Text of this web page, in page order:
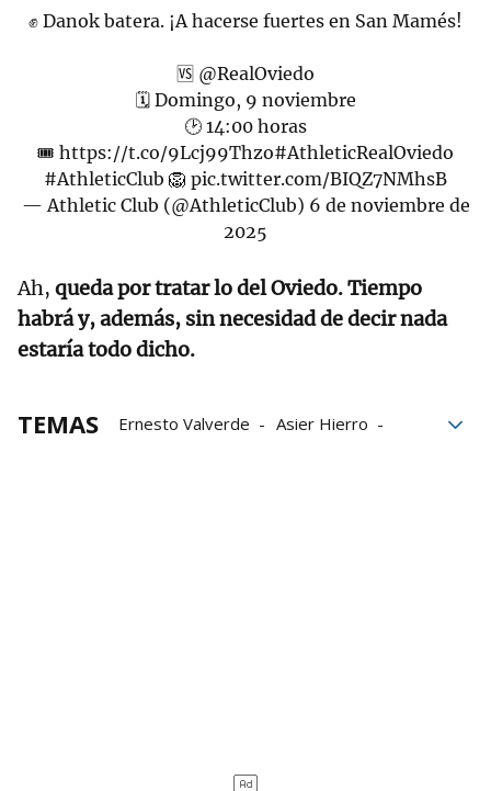
✊ Danok batera. ¡A hacerse fuertes en San Mamés!
🆚 @RealOviedo
🗓️ Domingo, 9 noviembre
🕑 14:00 horas
🎟️ https://t.co/9Lcj99Thzo#AthleticRealOviedo
#AthleticClub 🦁 pic.twitter.com/BIQZ7NMhsB
— Athletic Club (@AthleticClub) 6 de noviembre de
2025
Ah, queda por tratar lo del Oviedo. Tiempo
habrá y, además, sin necesidad de decir nada
estaría todo dicho.
TEMAS Ernesto Valverde
Asier Hierro